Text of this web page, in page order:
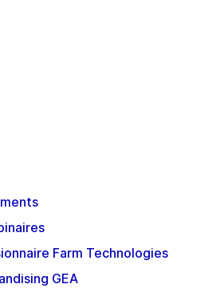
Farm Technologies
GEA